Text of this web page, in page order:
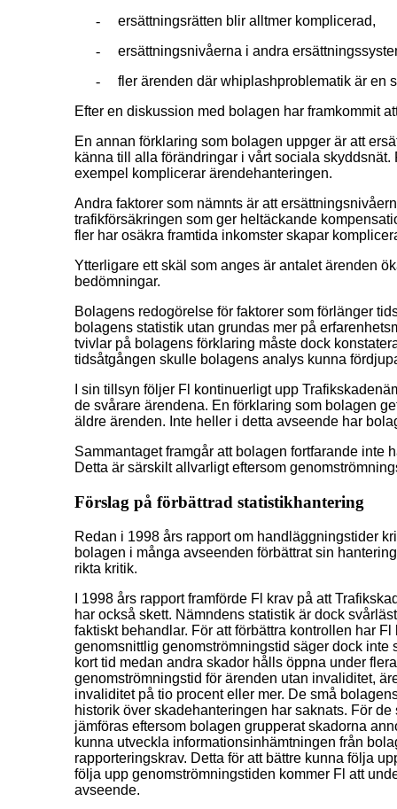
-
ersättningsrätten blir alltmer komplicerad,
-
ersättningsnivåerna i andra
-
fler ärenden där whiplashproblematik är en
Efter en diskussion med bolagen har framkommit
En annan förklaring som bolagen uppger är att
känna till alla förändringar i vårt sociala
exempel komplicerar ärendehanteringen.
Andra faktorer som nämnts är att
trafikförsäkringen som ger heltäckande
fler har osäkra framtida inkomster skapar
Ytterligare ett skäl som anges är antalet ärenden
bedömningar.
Bolagens redogörelse för faktorer som förlänger
bolagens statistik utan grundas mer på
tvivlar på bolagens förklaring måste dock
tidsåtgången skulle bolagens analys kunna
I sin tillsyn följer Fl kontinuerligt upp
de svårare ärendena. En förklaring som bolagen
äldre ärenden. Inte heller i detta avseende har
Sammantaget framgår att bolagen fortfarande
Detta är särskilt allvarligt eftersom
Förslag på förbättrad statistikhantering
Redan i 1998 års rapport om handläggningstider
bolagen i många avseenden förbättrat sin
rikta kritik.
I 1998 års rapport framförde Fl krav på att
har också skett. Nämndens statistik är dock
faktiskt behandlar. För att förbättra kontrollen har
genomsnittlig genomströmningstid säger dock inte
kort tid medan andra skador hålls öppna under
genomströmningstid för ärenden utan invaliditet,
invaliditet på tio procent eller mer. De små
historik över skadehanteringen har saknats. För
jämföras eftersom bolagen grupperat skadorna
kunna utveckla informationsinhämtningen från
rapporteringskrav. Detta för att bättre kunna följa
följa upp genomströmningstiden kommer Fl att
avseende.